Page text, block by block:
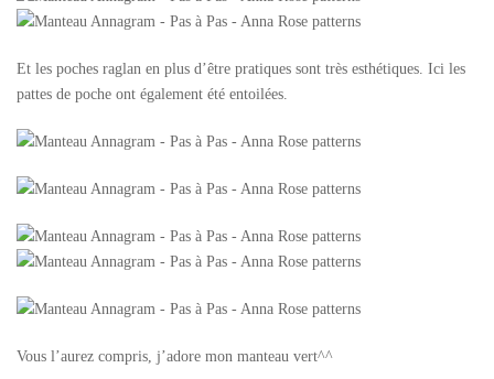
Et les poches raglan en plus d’être pratiques sont très esthétiques. Ici les
pattes de poche ont également été entoilées.
Vous l’aurez compris, j’adore mon manteau vert^^